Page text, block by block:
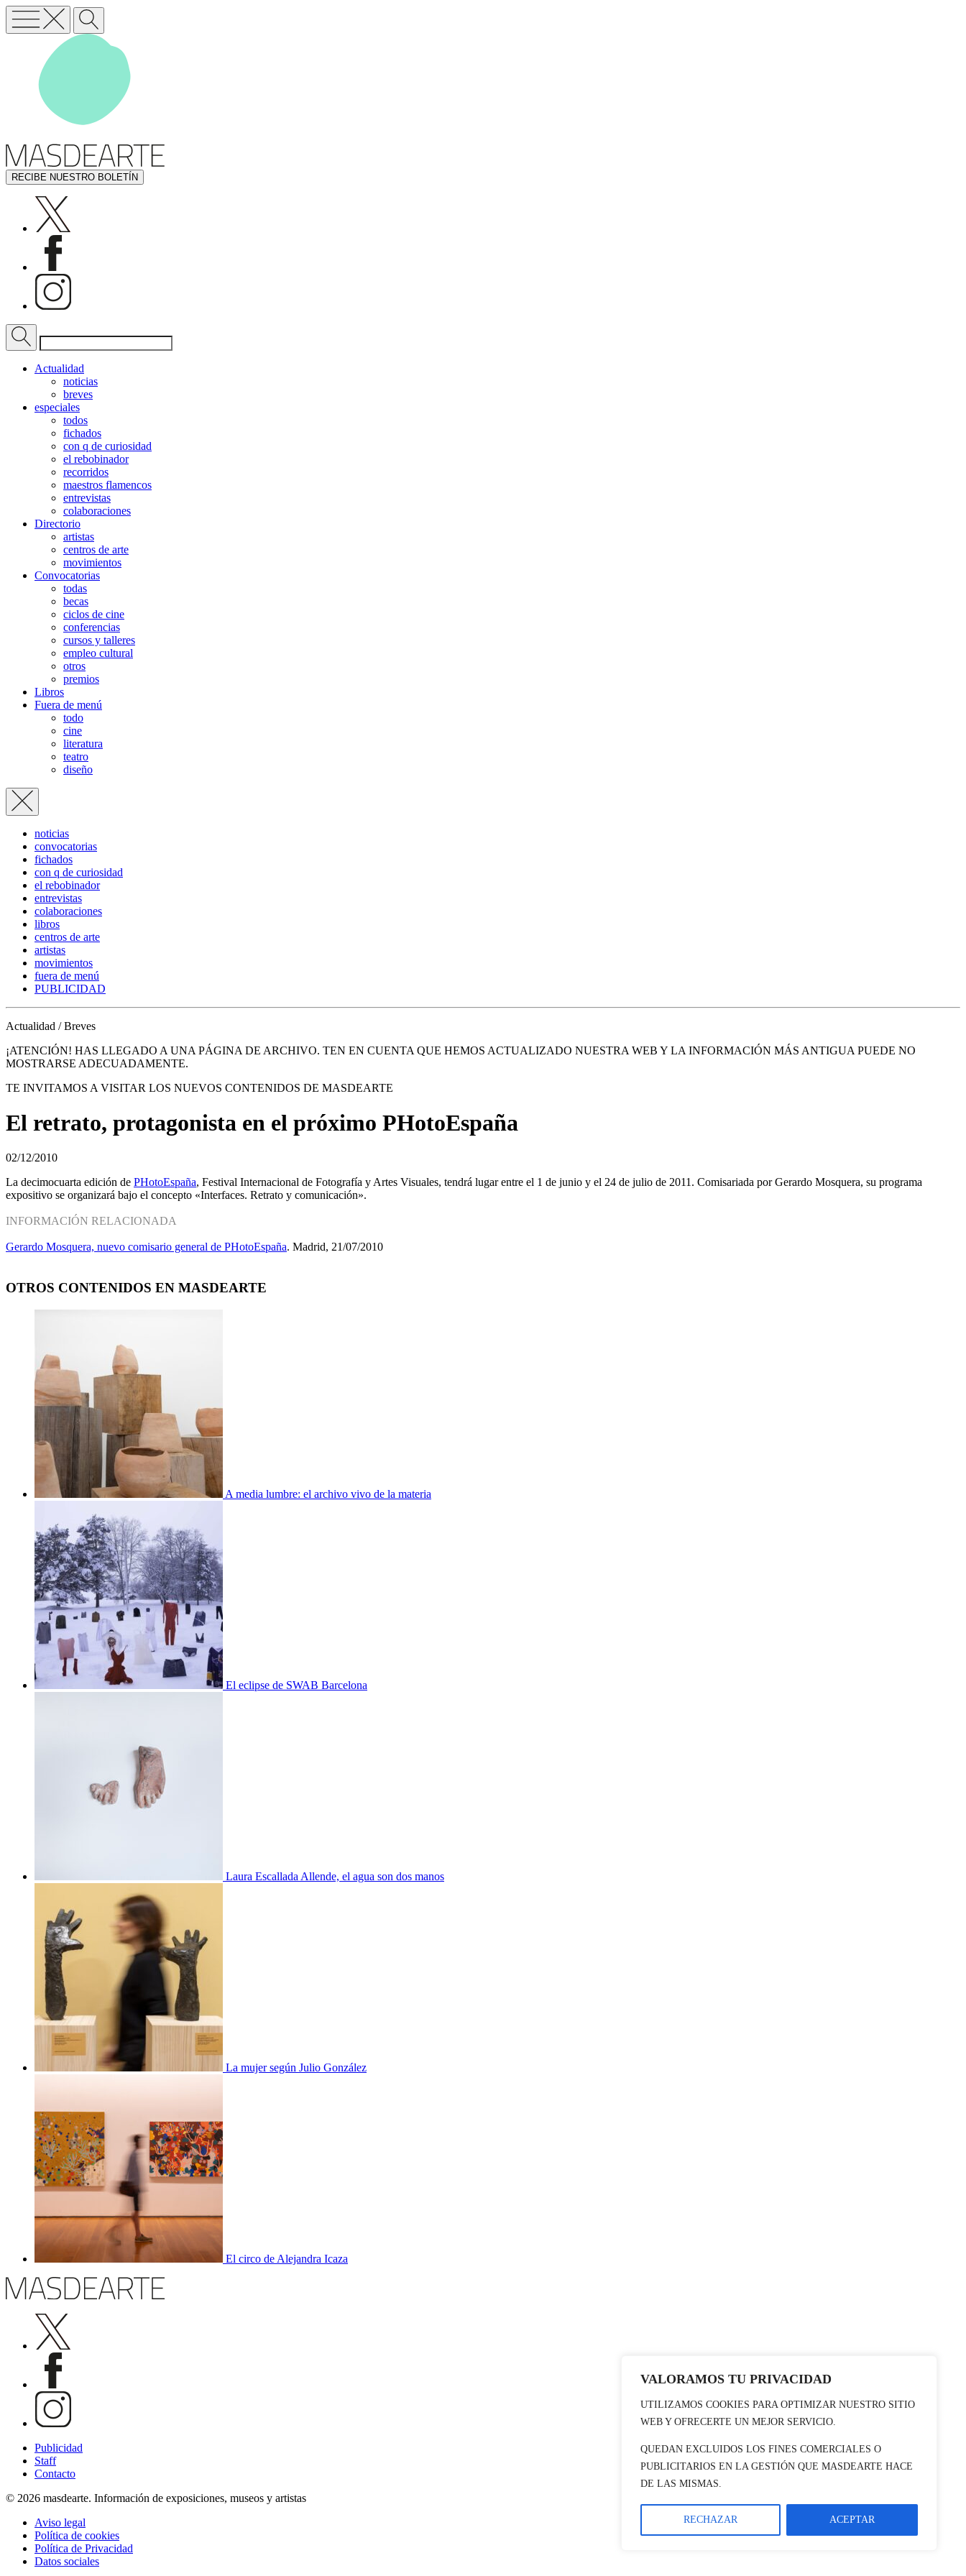
VALORAMOS TU PRIVACIDAD
UTILIZAMOS COOKIES PARA OPTIMIZAR NUESTRO SITIO
WEB Y OFRECERTE UN MEJOR SERVICIO.
QUEDAN EXCLUIDOS LOS FINES COMERCIALES O
PUBLICITARIOS EN LA GESTIÓN QUE MASDEARTE HACE
DE LAS MISMAS.
RECHAZAR ACEPTAR
RECIBE NUESTRO BOLETÍN
Actualidad
noticias
breves
especiales
todos
fichados
con q de curiosidad
el rebobinador
recorridos
maestros flamencos
entrevistas
colaboraciones
Directorio
artistas
centros de arte
movimientos
Convocatorias
todas
becas
ciclos de cine
conferencias
cursos y talleres
empleo cultural
otros
premios
Libros
Fuera de menú
todo
cine
literatura
teatro
diseño
noticias
convocatorias
fichados
con q de curiosidad
el rebobinador
entrevistas
colaboraciones
libros
centros de arte
artistas
movimientos
fuera de menú
PUBLICIDAD
Actualidad / Breves
¡ATENCIÓN! HAS LLEGADO A UNA PÁGINA DE ARCHIVO. TEN EN CUENTA QUE HEMOS ACTUALIZADO NUESTRA WEB Y LA INFORMACIÓN MÁS ANTIGUA PUEDE NO
MOSTRARSE ADECUADAMENTE.
TE INVITAMOS A VISITAR LOS NUEVOS CONTENIDOS DE MASDEARTE
El retrato, protagonista en el próximo PHotoEspaña
02/12/2010
La decimocuarta edición de PHotoEspaña, Festival Internacional de Fotografía y Artes Visuales, tendrá lugar entre el 1 de junio y el 24 de julio de 2011. Comisariada por Gerardo Mosquera, su programa
expositivo se organizará bajo el concepto «Interfaces. Retrato y comunicación».
INFORMACIÓN RELACIONADA
Gerardo Mosquera, nuevo comisario general de PHotoEspaña. Madrid, 21/07/2010
OTROS CONTENIDOS EN MASDEARTE
A media lumbre: el archivo vivo de la materia
El eclipse de SWAB Barcelona
Laura Escallada Allende, el agua son dos manos
La mujer según Julio González
El circo de Alejandra Icaza
Publicidad
Staff
Contacto
© 2026 masdearte. Información de exposiciones, museos y artistas
Aviso legal
Política de cookies
Política de Privacidad
Datos sociales